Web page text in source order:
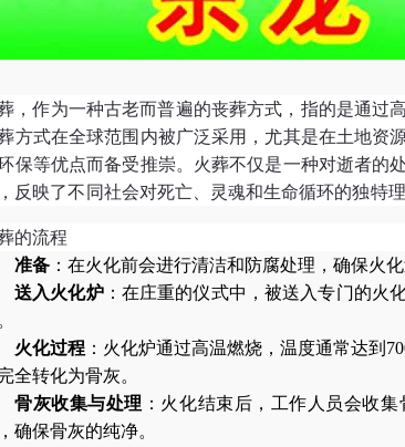
，作为一种古老而普遍的丧葬方式，指的是通过
方式在全球范围内被广泛采用，尤其是在土地资
保等优点而备受推崇。火葬不仅是一种对逝者的
反映了不同社会对死亡、灵魂和生命循环的独特理
的流程
准备 ：在火化前会进行清洁和防腐处理，确保火
送入火化炉：在庄重的仪式中，被送入专门的火
火化过程 ：火化炉通过高温燃烧，温度通常达到
全转化为骨灰。
骨灰收集与处理 ：火化结束后，工作人员会收
确保骨灰的纯净。